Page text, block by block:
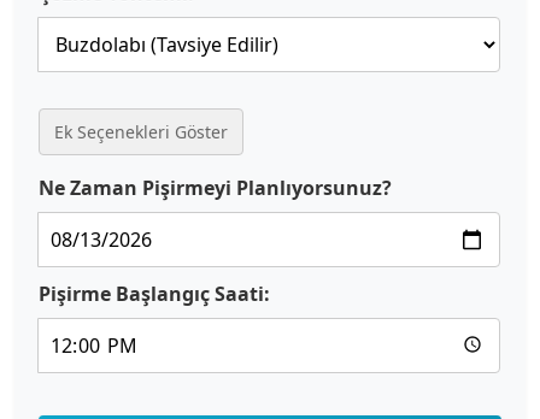
Ek Seçenekleri Göster
Ne Zaman Pişirmeyi Planlıyorsunuz?
Pişirme Başlangıç Saati: